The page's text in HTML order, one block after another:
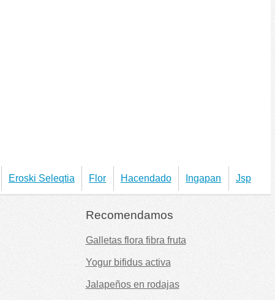
Eroski Seleqtia Flor Hacendado Ingapan Jsp
Recomendamos
Galletas flora fibra fruta
Yogur bifidus activa
Jalapeños en rodajas